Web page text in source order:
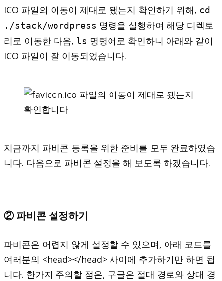
ICO 파일의 이동이 제대로 됐는지 확인하기 위해, cd
./stack/wordpress 명령을 실행하여 해당 디렉토
리로 이동한 다음, ls 명령어로 확인하니 아래와 같이
ICO 파일이 잘 이동되었습니다.
지금까지 파비콘 등록을 위한 준비를 모두 완료하였습
니다. 다음으로 파비콘 설정을 해 보도록 하겠습니다.
② 파비콘 설정하기
파비콘은 어렵지 않게 설정할 수 있으며, 아래 코드를
여러분의 <head></head> 사이에 추가하기만 하면 됩
니다. 한가지 주의할 점은, 구글은 절대 경로와 상대 경